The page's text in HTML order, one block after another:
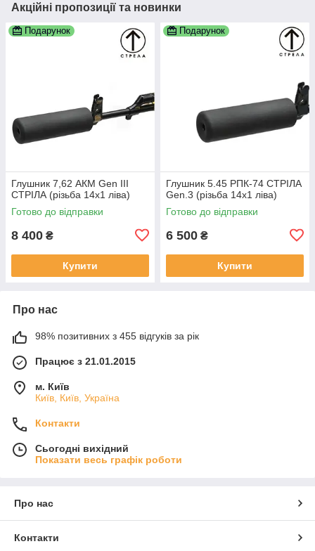
Акційні пропозиції та новинки
Подарунок
Глушник 7,62 АКМ Gen III
СТРІЛА (різьба 14x1 ліва)
Готово до відправки
8 400 ₴
Купити
Подарунок
Глушник 5.45 РПК-74 СТРІЛА
Gen.3 (різьба 14х1 ліва)
Готово до відправки
6 500 ₴
Купити
Про нас
98% позитивних з 455 відгуків за рік
Працює з 21.01.2015
м. Київ
Київ, Київ, Україна
Контакти
Сьогодні вихідний
Показати весь графік роботи
Про нас
Контакти